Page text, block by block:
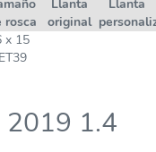
rosca
Llanta
original
Llanta
x 15
ET39
2019 1.4